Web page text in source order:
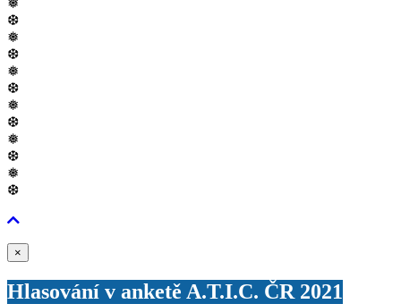
❅
❆
❅
❆
❅
❆
❅
❆
❅
❆
❅
❆
×
Hlasování v anketě A.T.I.C. ČR 2021